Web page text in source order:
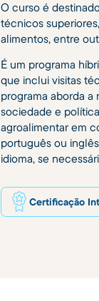
O curso é
técnicos
alimentos, entre
É um programa
que inclui visitas
programa aborda
sociedade e
agroalimentar em
português ou
idioma, se
Certificação